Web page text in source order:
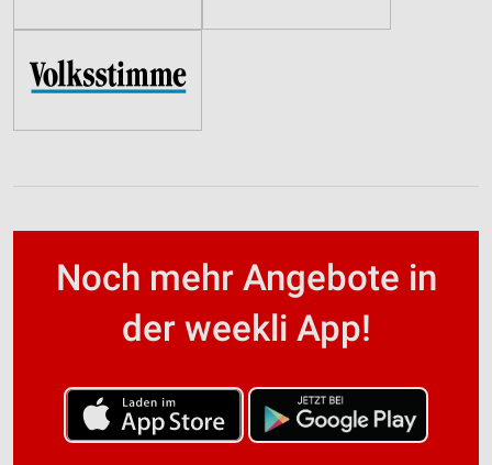
Noch mehr Angebote in
der weekli App!